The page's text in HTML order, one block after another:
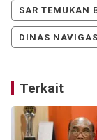
SAR TEMUKAN
DINAS
Terkait